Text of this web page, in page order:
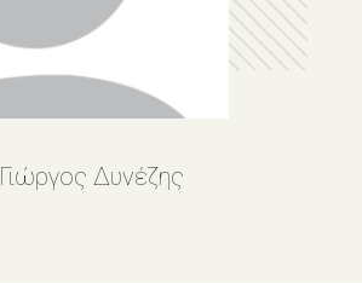
Γιώργος Δυνέζης